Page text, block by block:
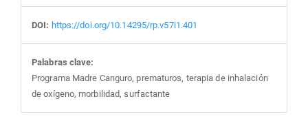
DOI: https://doi.org/10.14295/rp.v57i1.401
Palabras clave:
Programa Madre Canguro, prematuros, terapia de inhalación
de oxígeno, morbilidad, surfactante